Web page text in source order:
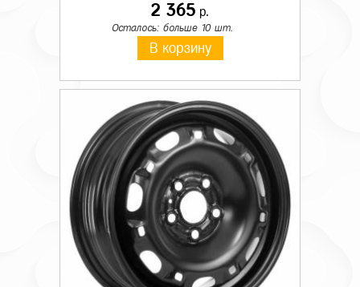
2 365 р.
Осталось: больше 10 шт.
В корзину